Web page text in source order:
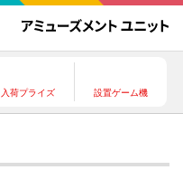
入荷プライズ 設置ゲーム機